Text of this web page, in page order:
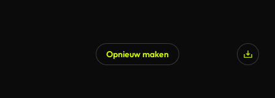
Opnieuw maken